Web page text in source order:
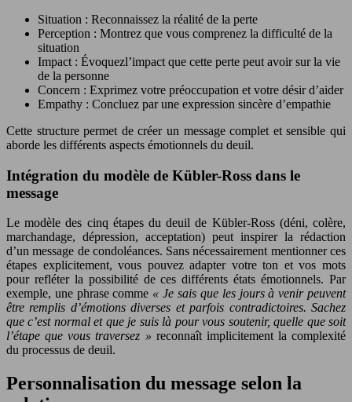
Situation : Reconnaissez la réalité de la perte
Perception : Montrez que vous comprenez la difficulté de la
situation
Impact : Évoquezl’impact que cette perte peut avoir sur la vie
de la personne
Concern : Exprimez votre préoccupation et votre désir d’aider
Empathy : Concluez par une expression sincère d’empathie
Cette structure permet de créer un message complet et sensible qui
aborde les différents aspects émotionnels du deuil.
Intégration du modèle de Kübler-Ross dans le
message
Le modèle des cinq étapes du deuil de Kübler-Ross (déni, colère,
marchandage, dépression, acceptation) peut inspirer la rédaction
d’un message de condoléances. Sans nécessairement mentionner ces
étapes explicitement, vous pouvez adapter votre ton et vos mots
pour refléter la possibilité de ces différents états émotionnels. Par
exemple, une phrase comme « Je sais que les jours à venir peuvent
être remplis d’émotions diverses et parfois contradictoires. Sachez
que c’est normal et que je suis là pour vous soutenir, quelle que soit
l’étape que vous traversez » reconnaît implicitement la complexité
du processus de deuil.
Personnalisation du message selon la